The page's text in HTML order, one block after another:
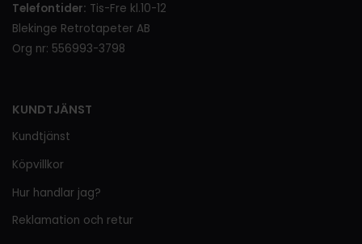
Telefontider: Tis-Fre kl.10-12
Blekinge Retrotapeter AB
Org nr: 556993-3798
KUNDTJÄNST
Kundtjänst
Köpvillkor
Hur handlar jag?
Reklamation och retur